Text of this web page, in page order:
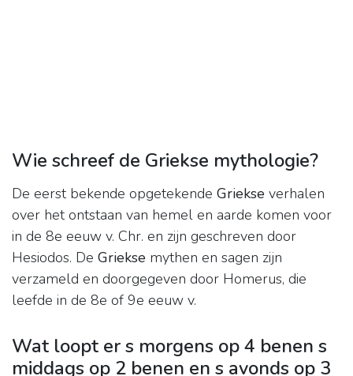
Wie schreef de Griekse mythologie?
De eerst bekende opgetekende Griekse verhalen
over het ontstaan van hemel en aarde komen voor
in de 8e eeuw v. Chr. en zijn geschreven door
Hesiodos. De Griekse mythen en sagen zijn
verzameld en doorgegeven door Homerus, die
leefde in de 8e of 9e eeuw v.
Wat loopt er s morgens op 4 benen s
middags op 2 benen en s avonds op 3